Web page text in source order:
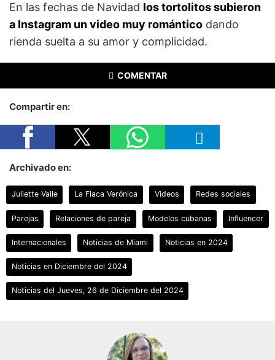
En las fechas de Navidad los tortolitos subieron
a Instagram un video muy romántico dando
rienda suelta a su amor y complicidad.
COMENTAR
Compartir en:
Archivado en:
Juliette Valle La Flaca Verónica Videos Redes sociales
Parejas Relaciones de pareja Modelos cubanas Influencer
Internacionales Noticias de Miami Noticias en 2024
Noticias en Diciembre del 2024
Noticias del Jueves, 26 de Diciembre del 2024